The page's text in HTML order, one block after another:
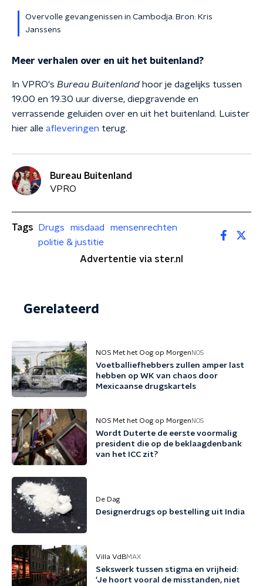
Overvolle gevangenissen in Cambodja. Bron: Kris
Janssens
Meer verhalen over en uit het buitenland?
In VPRO's Bureau Buitenland hoor je dagelijks tussen
19.00 en 19.30 uur diverse, diepgravende en
verrassende geluiden over en uit het buitenland. Luister
hier alle afleveringen terug.
Bureau Buitenland
VPRO
Tags Drugs misdaad
mensenrechten
politie & justitie
Advertentie via ster.nl
Gerelateerd
NOS Met het Oog op Morgen NOS
Voetballiefhebbers zullen amper last
hebben op WK van chaos door
Mexicaanse drugskartels
NOS Met het Oog op Morgen NOS
Wordt Duterte de eerste voormalig
president die op de beklaagdenbank
van het ICC zit?
De Dag
Designerdrugs op bestelling uit India
Villa VdBMAX
Sekswerk tussen stigma en vrijheid:
'Je hoort vooral de misstanden, niet